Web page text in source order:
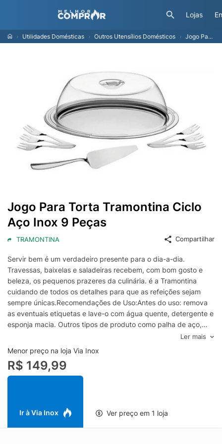
Lojas
Utilidades Domésticas Outros Utensílios Domésticos Jogo Para Torta Tramontina Ciclo Aço Inox 9 Peças
Jogo Para Torta Tramontina Ciclo
Aço Inox 9 Peças
TRAMONTINA Compartilhar
Servir bem é um verdadeiro presente para o dia-a-dia.
Travessas, baixelas e saladeiras recebem, com bom gosto e
beleza, os pequenos prazeres da culinária. é a Tramontina
cuidando de todos os detalhes para que as refeições sejam
sempre únicas.Recomendações de Uso:Antes do uso: remova
as eventuais etiquetas e lave-o com água quente, detergente e
esponja macia. Outros tipos de produto como palha de aço,
poderão riscar ou prejudicar o acabamento da peça.Modo de
uso: enxágue cada item a fim de remover totalmente os
resíduos dos produtos de limpeza, que, por serem abrasivos,
podem danificar o inox. Sempre que possível, use água quente,
pois renova o brilho da peça.Após o uso: enxaguar e secar bem
peças durante o processo de lavagem e no armazenamento,
Ler mais
Menor preço na loja Via Inox
R$ 149,99
Ir à Via Inox Ver preço em 1 loja